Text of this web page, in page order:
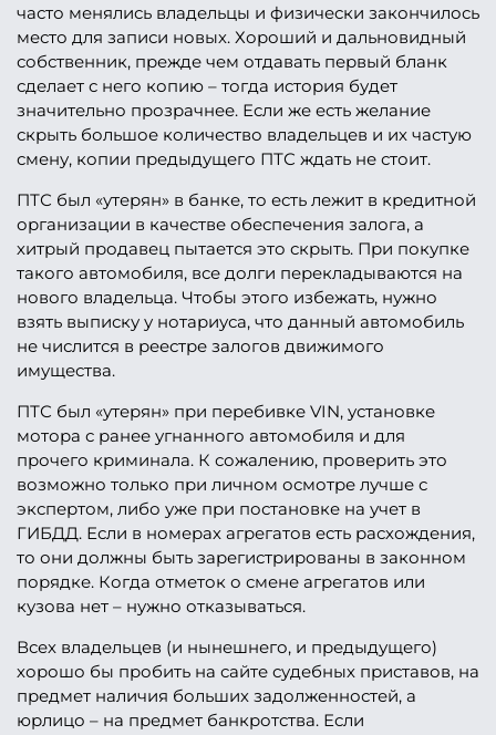
часто менялись владельцы и физически закончилось
место для записи новых. Хороший и дальновидный
собственник, прежде чем отдавать первый бланк
сделает с него копию – тогда история будет
значительно прозрачнее. Если же есть желание
скрыть большое количество владельцев и их частую
смену, копии предыдущего ПТС ждать не стоит.
ПТС был «утерян» в банке, то есть лежит в кредитной
организации в качестве обеспечения залога, а
хитрый продавец пытается это скрыть. При покупке
такого автомобиля, все долги перекладываются на
нового владельца. Чтобы этого избежать, нужно
взять выписку у нотариуса, что данный автомобиль
не числится в реестре залогов движимого
имущества.
ПТС был «утерян» при перебивке VIN, установке
мотора с ранее угнанного автомобиля и для
прочего криминала. К сожалению, проверить это
возможно только при личном осмотре лучше с
экспертом, либо уже при постановке на учет в
ГИБДД. Если в номерах агрегатов есть расхождения,
то они должны быть зарегистрированы в законном
порядке. Когда отметок о смене агрегатов или
кузова нет – нужно отказываться.
Всех владельцев (и нынешнего, и предыдущего)
хорошо бы пробить на сайте судебных приставов, на
предмет наличия больших задолженностей, а
юрлицо – на предмет банкротства. Если